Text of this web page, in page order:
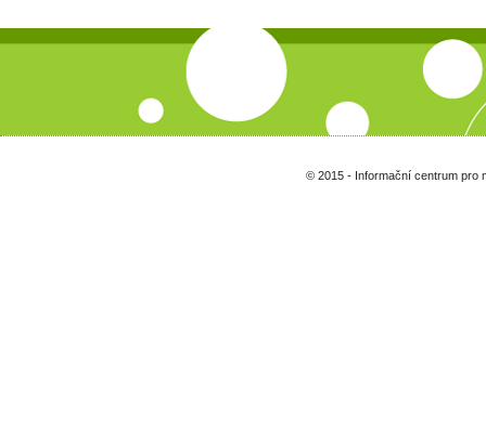
© 2015 - Informační centrum pro